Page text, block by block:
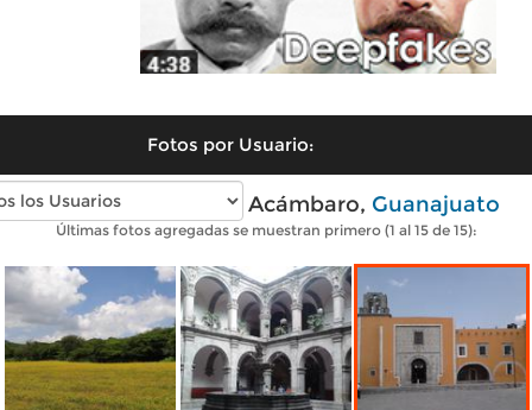
Fotos por Usuario:
Fotos modernas de Acámbaro, Guanajuato
Últimas fotos agregadas se muestran primero (1 al 15 de 15):